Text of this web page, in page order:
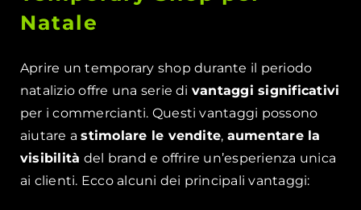
Natale
Aprire un temporary shop durante il periodo
natalizio offre una serie di vantaggi significativi
per i commercianti. Questi vantaggi possono
aiutare astimolare le vendite, aumentare la
visibilità del brand e offrire un’esperienza unica
ai clienti. Ecco alcuni dei principali vantaggi: